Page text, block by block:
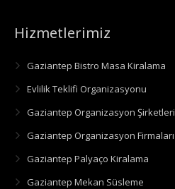
Hizmetlerimiz
Gaziantep Bistro Masa Kiralama
Evlilik Teklifi Organizasyonu
Gaziantep Organizasyon Şirketleri
Gaziantep Organizasyon Firmaları
Gaziantep Palyaço Kiralama
Gaziantep Mekan Süsleme